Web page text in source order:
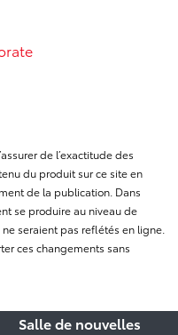
de l’exactitude des
du produit sur ce site en
de la publication. Dans
se produire au niveau de
seraient pas reflétés en ligne.
ces changements sans
Salle de nouvelles